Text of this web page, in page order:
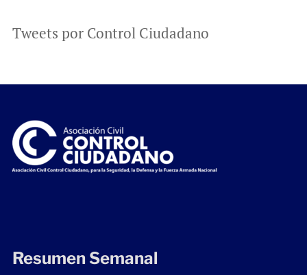
Tweets por Control Ciudadano
Resumen Semanal